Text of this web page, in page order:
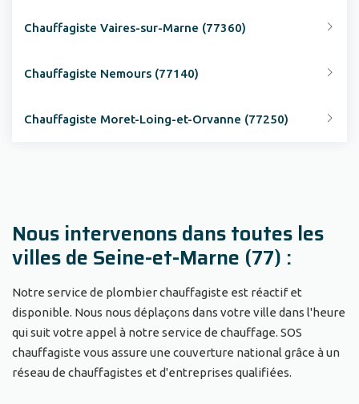
Chauffagiste Vaires-sur-Marne (77360)
Chauffagiste Nemours (77140)
Chauffagiste Moret-Loing-et-Orvanne (77250)
Nous intervenons dans toutes les
villes de Seine-et-Marne (77) :
Notre service de plombier chauffagiste est réactif et
disponible. Nous nous déplaçons dans votre ville dans l'heure
qui suit votre appel à notre service de chauffage. SOS
chauffagiste vous assure une couverture national grâce à un
réseau de chauffagistes et d'entreprises qualifiées.